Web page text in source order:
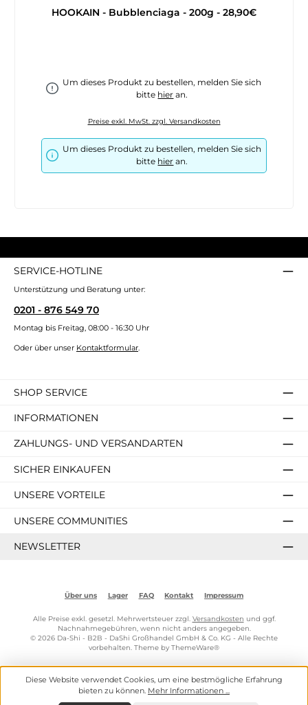
HOOKAIN - Bubblenciaga - 200g - 28,90€
Um dieses Produkt zu bestellen, melden Sie sich
bitte hier an.
Preise exkl. MwSt. zzgl. Versandkosten
Um dieses Produkt zu bestellen, melden Sie sich
bitte hier an.
SERVICE-HOTLINE
Unterstützung und Beratung unter:
0201 - 876 549 70
Montag bis Freitag, 08:00 - 16:30 Uhr
Oder über unser Kontaktformular
SHOP SERVICE
INFORMATIONEN
ZAHLUNGS- UND VERSANDARTEN
SICHER EINKAUFEN
UNSERE VORTEILE
UNSERE COMMUNITIES
NEWSLETTER
Über uns Lager FAQ Kontakt Impressum
Alle Preise exkl. gesetzl. Mehrwertsteuer zzgl. Versandkosten und ggf.
Nachnahmegebühren, wenn nicht anders angegeben.
© 2026 Da-Shi - B2B - DaShi Großhandel GmbH & Co. KG - Alle Rechte
vorbehalten. Theme by ThemeWare®
Diese Website verwendet Cookies, um eine bestmögliche Erfahrung
bieten zu können. Mehr Informationen ...